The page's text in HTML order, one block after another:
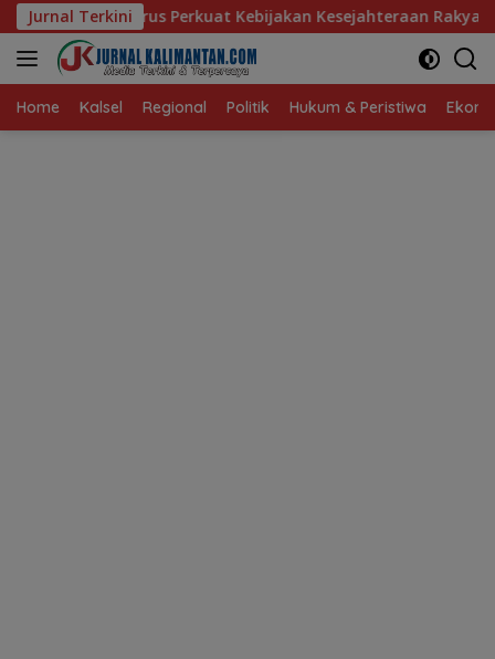
Langsung
ke
konten
Jurnal Terkini
Perkuat Kebijakan Kesejahteraan Rakyat Baru 10
Home Kalsel Regional Politik Hukum & Peristiwa